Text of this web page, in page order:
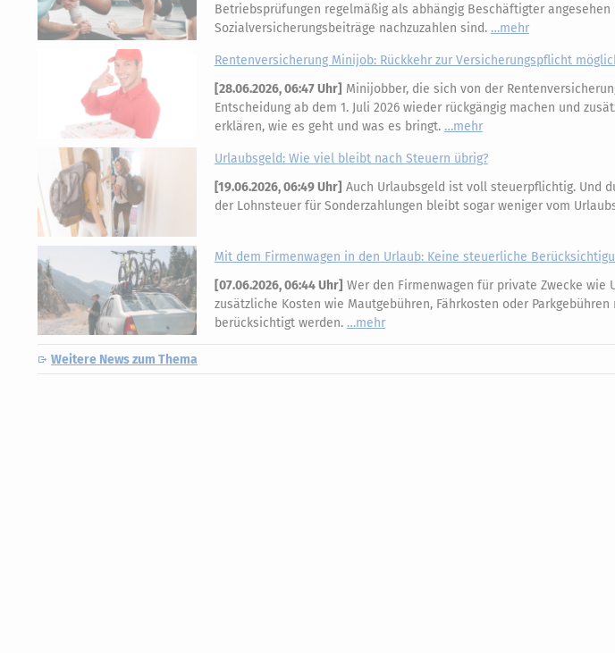
Betriebsprüfungen regelmäßig als abhängig Beschäftigter angesehen
Sozialversicherungsbeiträge nachzuzahlen sind.
mehr
Rentenversicherung Minijob: Rückkehr zur Versicherungspflicht
[28.06.2026, 06:47 Uhr] Minijobber, die sich von der
Entscheidung ab dem 1. Juli 2026 wieder rückgängig machen und
erklären, wie es geht und was es bringt.
mehr
Urlaubsgeld: Wie viel bleibt nach Steuern übrig?
[19.06.2026, 06:49 Uhr] Auch Urlaubsgeld ist voll steuerpflichtig. Und
der Lohnsteuer für Sonderzahlungen bleibt sogar weniger vom
Mit dem Firmenwagen in den Urlaub: Keine steuerliche
[07.06.2026, 06:44 Uhr] Wer den Firmenwagen für private Zwecke wie
zusätzliche Kosten wie Mautgebühren, Fährkosten oder
berücksichtigt werden.
mehr
Weitere News zum Thema